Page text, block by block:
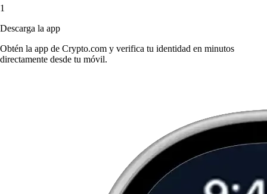
1
Descarga la app
Obtén la app de Crypto.com y verifica tu identidad en minutos
directamente desde tu móvil.